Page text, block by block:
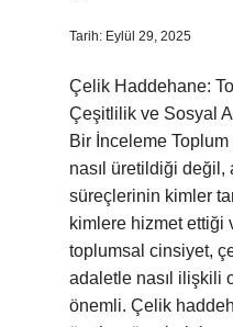
Tarih: Eylül 29, 2025
Çelik Haddehane:
Çeşitlilik ve Sosyal
Bir İnceleme
nasıl üretildiği değil,
süreçlerinin kimler
kimlere hizmet ettiği
toplumsal cinsiyet,
adaletle nasıl ilişkili
önemli. Çelik